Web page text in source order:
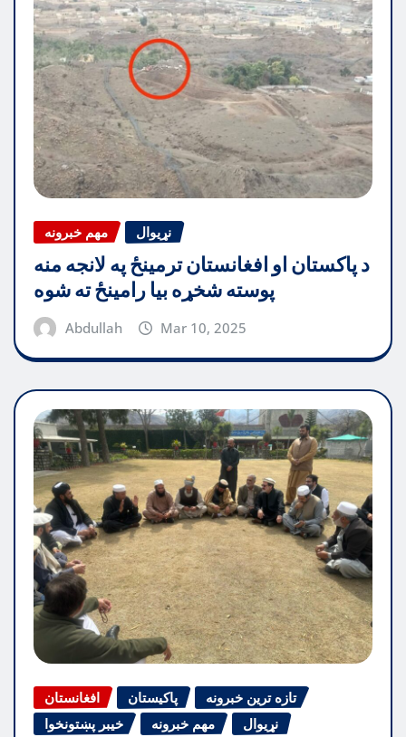
مهم خبرونه نړیوال
د پاکستان او افغانستان ترمینځ په لانجه منه
پوسته شخړه بیا رامینځ ته شوه
Abdullah Mar 10, 2025
افغانستان پاکیستان
تازه ترین خبرونه
خیبر پښتونخوا
مهم خبرونه نړیوال